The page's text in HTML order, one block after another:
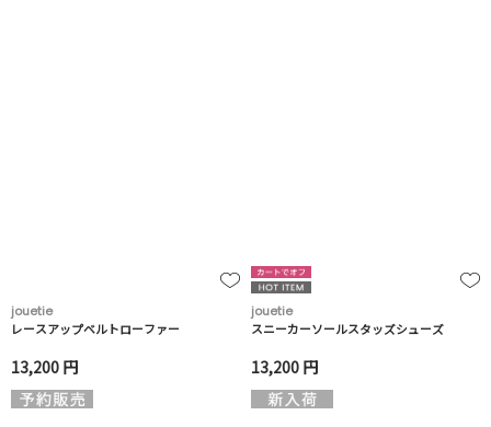
jouetie
レースアップベルトローファー
13,200 円
jouetie
スニーカーソールスタッズシューズ
13,200 円